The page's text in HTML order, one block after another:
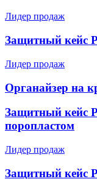
Лидер продаж
Защитный кейс
Лидер продаж
Органайзер на
Защитный кейс
поропластом
Лидер продаж
Защитный кейс